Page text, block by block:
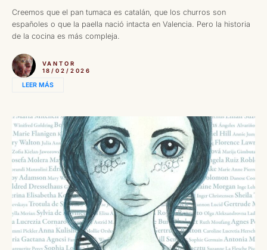
Creemos que el pan tumaca es catalán, que los churros son
españoles o que la paella nació intacta en Valencia. Pero la historia
de la cocina es más compleja.
VANTOR
18/02/2026
LEER MÁS